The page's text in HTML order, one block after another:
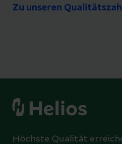
Zu unseren
Höchste Qualität